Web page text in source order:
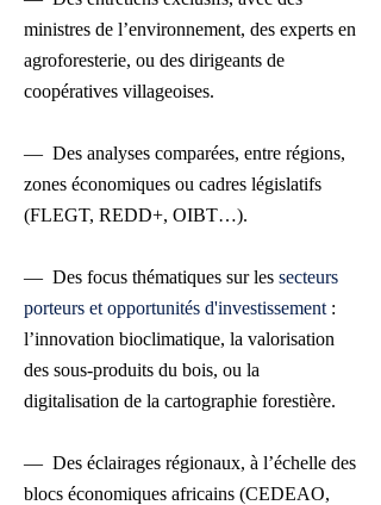
ministres de l’environnement, des experts en
agroforesterie, ou des dirigeants de
coopératives villageoises.
— Des analyses comparées, entre régions,
zones économiques ou cadres législatifs
(FLEGT, REDD+, OIBT…).
— Des focus thématiques sur les secteurs
porteurs et opportunités d'investissement :
l’innovation bioclimatique, la valorisation
des sous-produits du bois, ou la
digitalisation de la cartographie forestière.
— Des éclairages régionaux, à l’échelle des
blocs économiques africains (CEDEAO,